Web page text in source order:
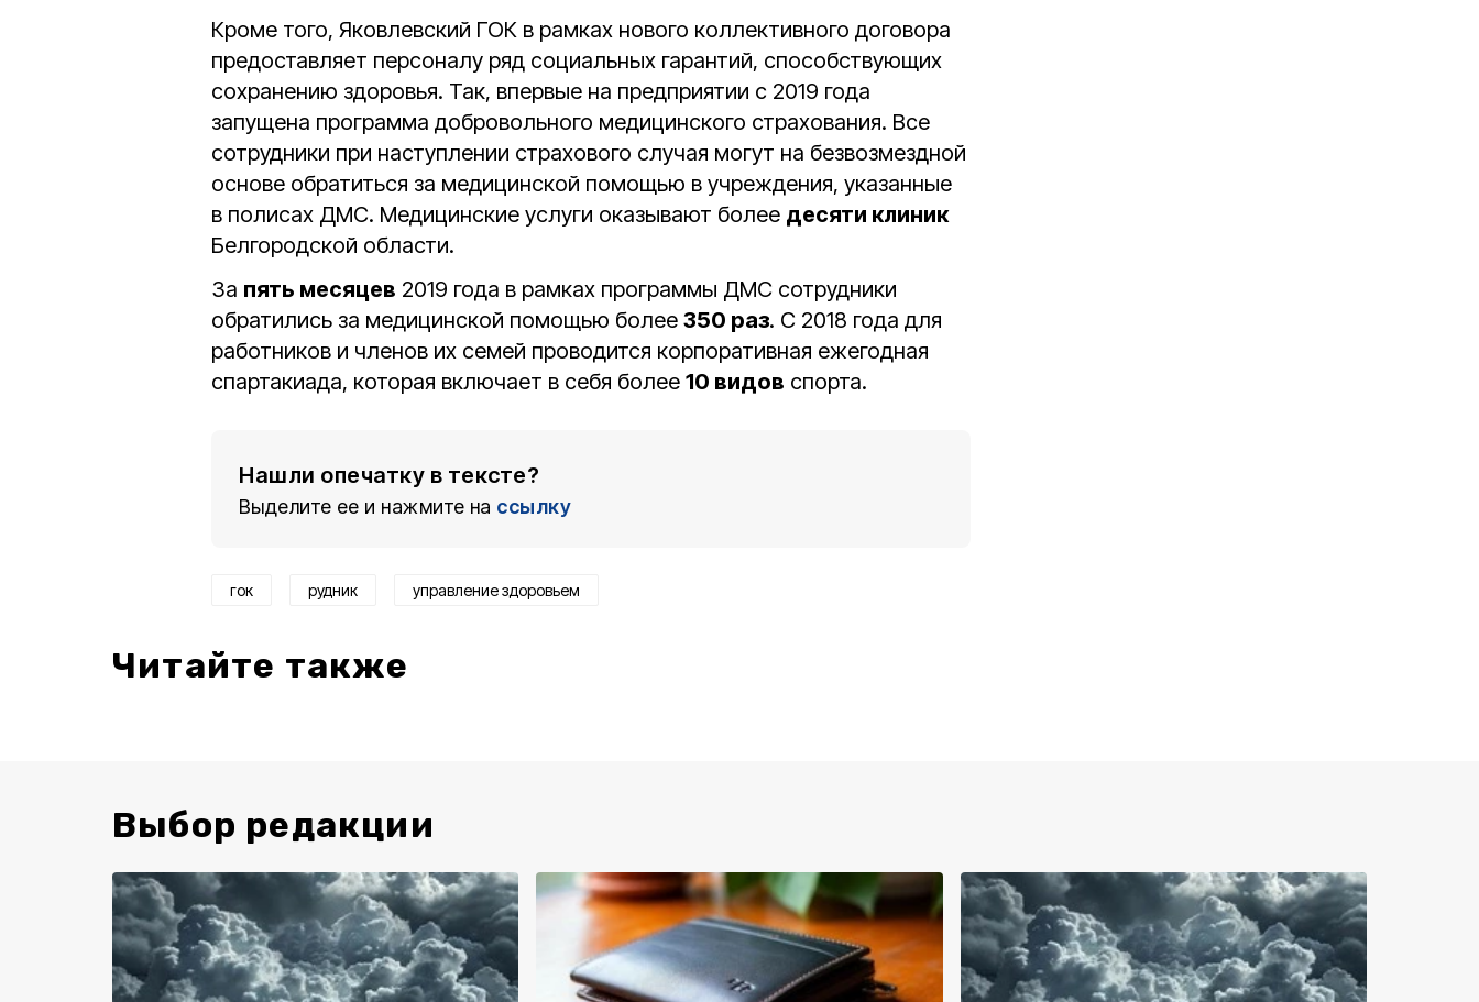
Кроме того, Яковлевский ГОК в рамках нового коллективного договора
предоставляет персоналу ряд социальных гарантий, способствующих
сохранению здоровья. Так, впервые на предприятии с 2019 года
запущена программа добровольного медицинского страхования. Все
сотрудники при наступлении страхового случая могут на безвозмездной
основе обратиться за медицинской помощью в учреждения, указанные
в полисах ДМС. Медицинские услуги оказывают более десяти клиник
Белгородской области.
За пять месяцев 2019 года в рамках программы ДМС сотрудники
обратились за медицинской помощью более 350 раз. С 2018 года для
работников и членов их семей проводится корпоративная ежегодная
спартакиада, которая включает в себя более 10 видов спорта.
Нашли опечатку в тексте?
Выделите ее и нажмите на ссылку
гок рудник управление здоровьем
Читайте также
Выбор редакции